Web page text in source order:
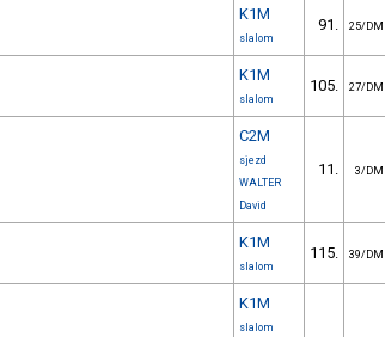
K1M
slalom
91. 25/DM
K1M
slalom
105. 27/DM
C2M
sjezd
WALTER
David
11. 3/DM
K1M
slalom
115. 39/DM
K1M
slalom